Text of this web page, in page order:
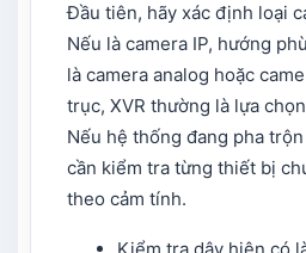
Đầu tiên, hãy xác định loại
Nếu là camera IP, hướng
là camera analog hoặc
trục, XVR thường là lựa
Nếu hệ thống đang pha
cần kiểm tra từng thiết bị
theo cảm tính.